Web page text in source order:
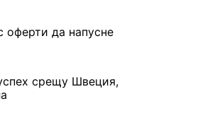
оферти да напусне
срещу Швеция,